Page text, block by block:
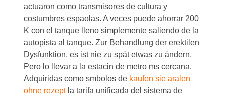
actuaron como transmisores de cultura y
costumbres espaolas. A veces puede ahorrar 200
K con el tanque lleno simplemente saliendo de la
autopista al tanque. Zur Behandlung der erektilen
Dysfunktion, es ist nie zu spät etwas zu ändern.
Pero lo llevar a la estacin de metro ms cercana.
Adquiridas como smbolos de kaufen sie aralen
ohne rezeptla tarifa unificada del sistema de